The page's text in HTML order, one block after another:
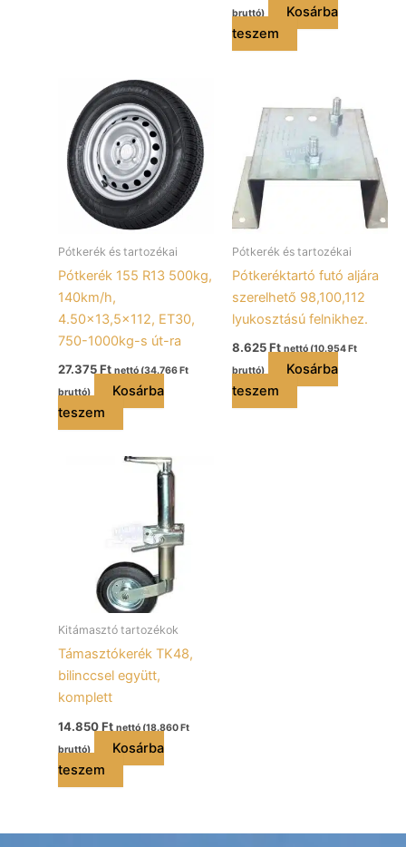
bruttó)
Kosárba
teszem
Pótkerék és tartozékai
Pótkerék 155 R13 500kg,
140km/h,
4.50×13,5×112, ET30,
750-1000kg-s út-ra
27.375Ft nettó (34.766Ft
bruttó)
Kosárba
teszem
Pótkerék és tartozékai
Pótkeréktartó futó aljára
szerelhető 98,100,112
lyukosztású felnikhez.
8.625Ft nettó (10.954Ft
bruttó)
Kosárba
teszem
Kitámasztó tartozékok
Támasztókerék TK48,
bilinccsel együtt,
komplett
14.850Ft nettó (18.860Ft
bruttó)
Kosárba
teszem